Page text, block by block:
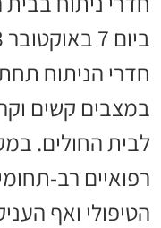
חדרי הניתוח
במצבים קשים
לבית החולים.
רפואיים רב-
הטיפולי ואף